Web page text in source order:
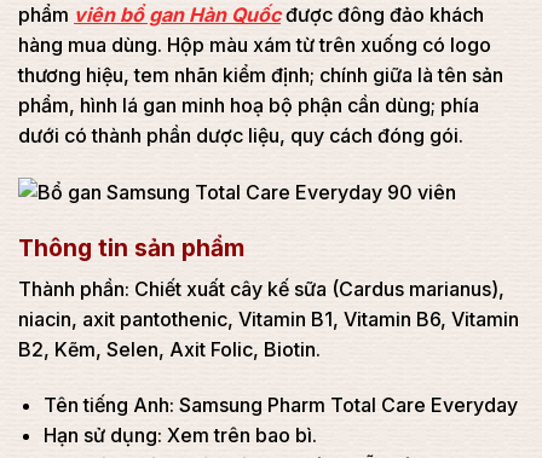
phẩm viên bổ gan Hàn Quốcđược đông đảo khách
hàng mua dùng. Hộp màu xám từ trên xuống có logo
thương hiệu, tem nhãn kiểm định; chính giữa là tên sản
phẩm, hình lá gan minh hoạ bộ phận cần dùng; phía
dưới có thành phần dược liệu, quy cách đóng gói.
Thông tin sản phẩm
Thành phần: Chiết xuất cây kế sữa (Cardus marianus),
niacin, axit pantothenic, Vitamin B1, Vitamin B6, Vitamin
B2, Kẽm, Selen, Axit Folic, Biotin.
Tên tiếng Anh: Samsung Pharm Total Care Everyday
Hạn sử dụng: Xem trên bao bì.